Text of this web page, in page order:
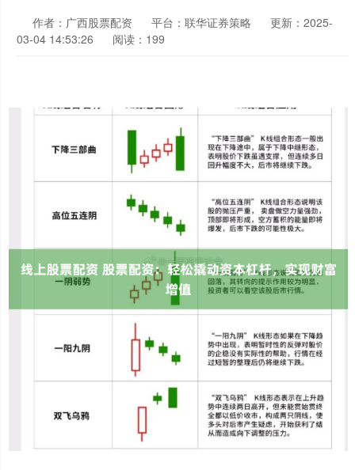
作者：广西股票配资 平台：联华证券策略
更新：2025-
03-04 14:53:26
阅读：199